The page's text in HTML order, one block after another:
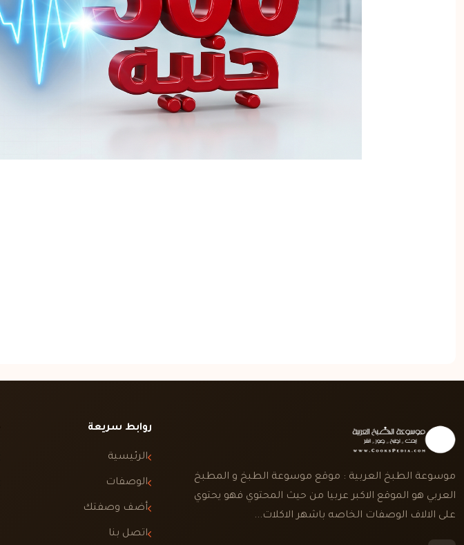
موسوعة الطبخ العربية : موقع موسوعة الطبخ و المطبخ
العربي هو الموقع الاكبر عربيا من حيث المحتوي فهو يحتوي
على الالاف الوصفات الخاصه باشهر الاكلات...
روابط سريعة
الرئيسية
الوصفات
أضف وصفتك
اتصل بنا